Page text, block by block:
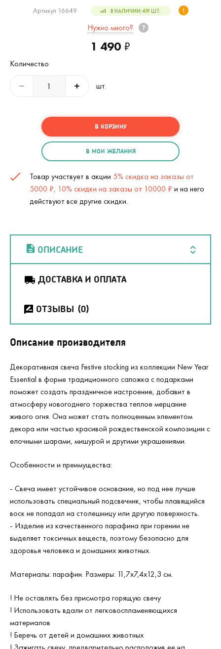
Артикул 16649 В НАЛИЧИИ:419ШТ.
Нужно много?
1 490 ₽
Количество
шт.
В КОРЗИНУ
В МОИ ЖЕЛАНИЯ
Товар участвует в акции 5% скидка на заказы от
5000 ₽, 10% скидки на заказы от 10000 ₽ и на него
действуют все другие скидки.
ОПИСАНИЕ
ДОСТАВКА И ОПЛАТА
ОТЗЫВЫ (0)
Описание производителя
Декоративная свеча Festive stocking из коллекции New Year
Essential в форме традиционного сапожка с подарками
поможет создать праздничное настроение, добавит в
атмосферу новогоднего торжества теплое мерцание
живого огня. Она может стать полноценным элементом
декора или частью красивой рождественской композиции с
елочными шарами, мишурой и другими украшениями.
Особенности и преимущества:
- Свеча имеет устойчивое основание, но под нее лучше
использовать специальный подсвечник, чтобы плавящийся
воск не попадал на столешницу или другую поверхность.
- Изделие из качественного парафина при горении не
выделяет токсичных веществ, поэтому безопасно для
здоровья человека и домашних животных.
Материалы: парафин. Размеры: 11,7x7,4x12,3 см.
! Не оставлять без присмотра горящую свечу
! Использовать вдали от легковоспламеняющихся
материалов
! Беречь от детей и домашних животных